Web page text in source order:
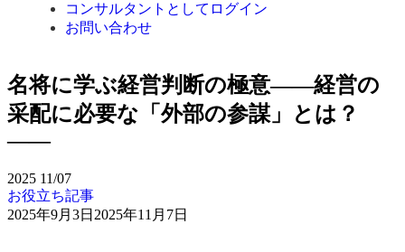
コンサルタントとしてログイン
お問い合わせ
名将に学ぶ経営判断の極意――経営の
采配に必要な「外部の参謀」とは？
――
2025 11/07
お役立ち記事
2025年9月3日 2025年11月7日